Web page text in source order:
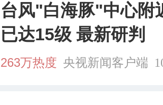
台风"白海豚"中心附
已达15级 最新研判
263万热度 央视新闻客户端